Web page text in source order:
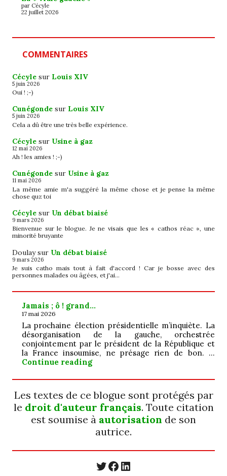
par Cécyle
22 juillet 2026
COMMENTAIRES
Cécyle sur Louis XIV
5 juin 2026
Oui ! ;-)
Cunégonde sur Louis XIV
5 juin 2026
Cela a dû être une très belle expérience.
Cécyle sur Usine à gaz
12 mai 2026
Ah ! les amies ! ;-)
Cunégonde sur Usine à gaz
11 mai 2026
La même amie m'a suggéré la même chose et je pense la même
chose quz toi
Cécyle sur Un débat biaisé
9 mars 2026
Bienvenue sur le blogue. Je ne visais que les « cathos réac », une
minorité bruyante
Doulaysur Un débat biaisé
9 mars 2026
Je suis catho mais tout à fait d'accord ! Car je bosse avec des
personnes malades ou âgées, et j'ai…
Jamais ; ô ! grand…
17 mai 2026
La prochaine élection présidentielle m’inquiète. La
désorganisation de la gauche, orchestrée
conjointement par le président de la République et
la France insoumise, ne présage rien de bon. …
Continue readingJamais ; ô ! grand…
Les textes de ce blogue sont protégés par
le droit d'auteur français. Toute citation
est soumise à autorisation de son
autrice.
https://twitter.com/
https://
https://www.linkedin.com/in/cecyle-jung-cyjung/